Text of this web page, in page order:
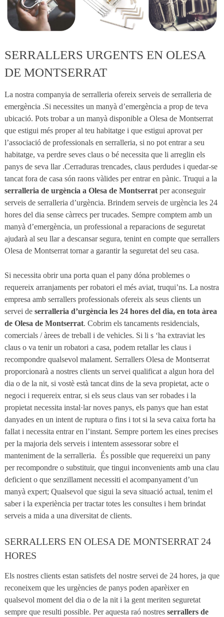
SERRALLERS URGENTS EN OLESA
DE MONTSERRAT
La nostra companyia de serralleria ofereix serveis de serralleria de
emergència .Si necessites un manyà d’emergència a prop de teva
ubicació. Pots trobar a un manyà disponible a Olesa de Montserrat
que estigui més proper al teu habitatge i que estigui aprovat per
l’associació de professionals en serralleria, si no pot entrar a seu
habitatge, va perdre seves claus o bé necessita que li arreglin els
panys de seva llar .Cerraduras trencades, claus perdudes i quedar-se
tancat fora de casa són raons vàlides per entrar en pànic. Truqui a la
serralleria de urgència a Olesa de Montserratper aconseguir
serveis de serralleria d’urgència. Brindem serveis de urgència les 24
hores del dia sense càrrecs per trucades. Sempre comptem amb un
manyà d’emergència, un professional a reparacions de seguretat
ajudarà al seu llar a descansar segura, tenint en compte que serrallers
Olesa de Montserrat tornar a garantir la seguretat del seu casa.
Si necessita obrir una porta quan el pany dóna problemes o
requereix arranjaments per robatori el més aviat, truqui’ns. La nostra
empresa amb serrallers professionals ofereix als seus clients un
servei de serralleria d’urgència les 24 hores del dia, en tota àrea
de Olesa de Montserrat. Cobrim els tancaments residencials,
comercials / àrees de treball i de vehicles. Si li s ‘ha extraviat les
claus o va tenir un robatori a casa, podem retallar les claus i
recompondre qualsevol malament. Serrallers Olesa de Montserrat
proporcionarà a nostres clients un servei qualificat a algun hora del
dia o de la nit, si vostè està tancat dins de la seva propietat, acte o
negoci i requereix entrar, si els seus claus van ser robades i la
propietat necessita instal·lar noves panys, els panys que han estat
danyades en un intent de ruptura o fins i tot si la seva caixa forta ha
fallat i necessita entrar en l’instant. Sempre portem les eines precises
per la majoria dels serveis i intentem assessorar sobre el
manteniment de la serralleria. És possible que requereixi un pany
per recompondre o substituir, que tingui inconvenients amb una clau
deficient o que senzillament necessiti el acompanyament d’un
manyà expert; Qualsevol que sigui la seva situació actual, tenim el
saber i la experiència per tractar totes les consultes i hem brindat
serveis a mida a una diversitat de clients.
SERRALLERS EN OLESA DE MONTSERRAT 24
HORES
Els nostres clients estan satisfets del nostre servei de 24 hores, ja que
reconeixem que les urgències de panys poden aparèixer en
qualsevol moment del dia o de la nit i la gent meriten seguretat
sempre que resulti possible. Per aquesta raó nostres serrallers de